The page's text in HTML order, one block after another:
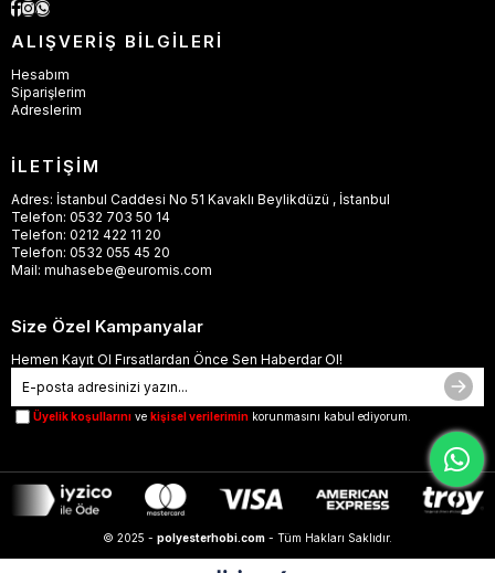
ALIŞVERİŞ BİLGİLERİ
Hesabım
Siparişlerim
Adreslerim
İLETİŞİM
Adres: İstanbul Caddesi No 51 Kavaklı Beylikdüzü , İstanbul
Telefon: 0532 703 50 14
Telefon: 0212 422 11 20
Telefon: 0532 055 45 20
Mail: muhasebe@euromis.com
Size Özel Kampanyalar
Hemen Kayıt Ol Fırsatlardan Önce Sen Haberdar Ol!
Üyelik koşullarını ve kişisel verilerimin korunmasını kabul ediyorum.
© 2025 - polyesterhobi.com - Tüm Hakları Saklıdır.